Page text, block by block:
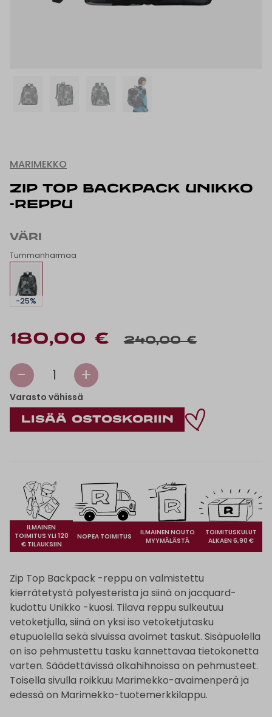
MARIMEKKO
ZIP TOP BACKPACK UNIKKO
-REPPU
VÄRI
Tummanharmaa
-25%
180,00 € 240,00 €
- 1 +
Varasto vähissä
ILMAINEN
TOIMITUS YLI 120
€ TILAUKSIIN
NOPEA TOIMITUS
ILMAINEN NOUTO
MYYMÄLÄSTÄ
TOIMITUSKULUT
ALKAEN 6,90 €
Zip Top Backpack -reppu on valmistettu
kierrätetystä polyesterista ja siinä on jacquard-
kudottu Unikko -kuosi. Tilava reppu sulkeutuu
vetoketjulla, siinä on yksi iso vetoketjutasku
etupuolella sekä sivuissa avoimet taskut. Sisäpuolella
on iso pehmustettu tasku kannettavaa tietokonetta
varten. Säädettävissä olkahihnoissa on pehmusteet.
Toisella sivulla roikkuu Marimekko-avaimenperä ja
edessä on Marimekko-tuotemerkkilappu.